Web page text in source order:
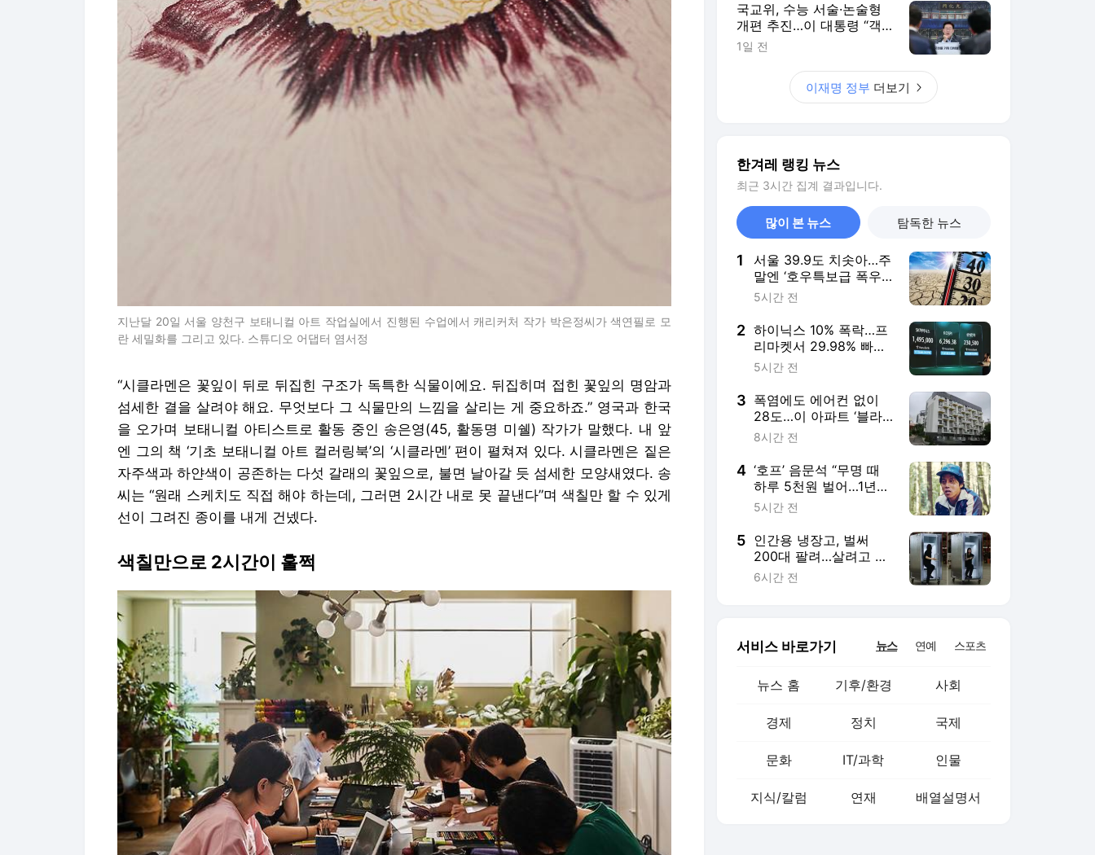
지난달 20일 서울 양천구 보태니컬 아트 작업실에서 진행된 수업에서 캐리커처 작가 박은정씨가 색연필로 모
란 세밀화를 그리고 있다. 스튜디오 어댑터 염서정
“시클라멘은 꽃잎이 뒤로 뒤집힌 구조가 독특한 식물이에요. 뒤집히며 접힌 꽃잎의 명암과
섬세한 결을 살려야 해요. 무엇보다 그 식물만의 느낌을 살리는 게 중요하죠.” 영국과 한국
을 오가며 보태니컬 아티스트로 활동 중인 송은영(45, 활동명 미쉘) 작가가 말했다. 내 앞
엔 그의 책 ‘기초 보태니컬 아트 컬러링북’의 ‘시클라멘’ 편이 펼쳐져 있다. 시클라멘은 짙은
자주색과 하얀색이 공존하는 다섯 갈래의 꽃잎으로, 불면 날아갈 듯 섬세한 모양새였다. 송
씨는 “원래 스케치도 직접 해야 하는데, 그러면 2시간 내로 못 끝낸다”며 색칠만 할 수 있게
선이 그려진 종이를 내게 건넸다.
색칠만으로 2시간이 훌쩍
국교위, 수능 서술·논술형
개편 추진…이 대통령 “객
관식이 아이들 망가뜨려”
1일 전
이재명 정부 더보기
한겨레 랭킹 뉴스
최근 3시간 집계 결과입니다.
많이 본 뉴스 탐독한 뉴스
1
서울 39.9도 치솟아…주
말엔 ‘호우특보급 폭우’
동해안으로
5시간 전
2 하이닉스 10% 폭락…프
리마켓서 29.98% 빠진
가격에 팔리기도
5시간 전
3 폭염에도 에어컨 없이
28도…이 아파트 ‘블라
인드’ 창밖에 달렸네
8시간 전
4 ‘호프’ 음문석 “무명 때
하루 5천원 벌어…1년
330일 라면”
5시간 전
5 인간용 냉장고, 벌써
200대 팔려…살려고 들
어가면 5℃ 냉풍
6시간 전
서비스 바로가기 뉴스 연예 스포츠
뉴스 홈 기후/환경 사회
경제 정치 국제
문화 IT/과학 인물
지식/칼럼 연재 배열설명서